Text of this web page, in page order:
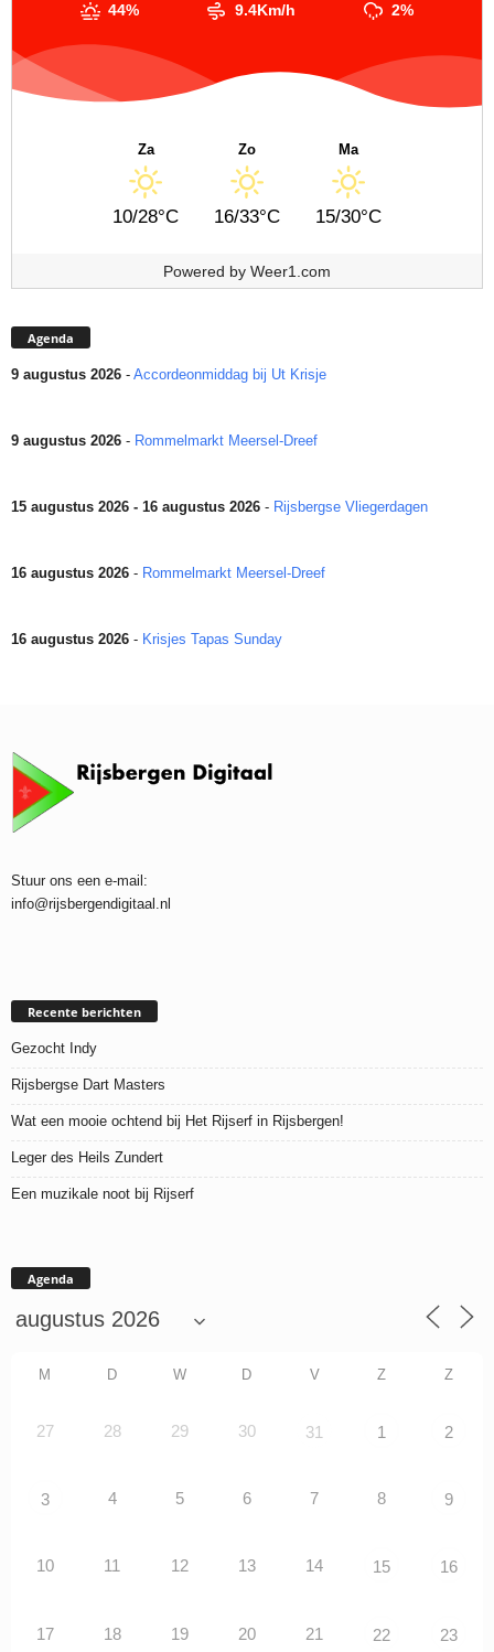
44% 9.4Km/h 2%
Za
10/28°C
Zo
16/33°C
Ma
15/30°C
Powered by Weer1.com
Agenda
9 augustus 2026 - Accordeonmiddag bij Ut Krisje
9 augustus 2026 - Rommelmarkt Meersel-Dreef
15 augustus 2026 - 16 augustus 2026 - Rijsbergse Vliegerdagen
16 augustus 2026 - Rommelmarkt Meersel-Dreef
16 augustus 2026 - Krisjes Tapas Sunday
Stuur ons een e-mail:
info@rijsbergendigitaal.nl
Recente berichten
Gezocht Indy
Rijsbergse Dart Masters
Wat een mooie ochtend bij Het Rijserf in Rijsbergen!
Leger des Heils Zundert
Een muzikale noot bij Rijserf
Agenda
M D W D V Z Z
27 28 29 30 31 1 2
3 4 5 6 7 8 9
10 11 12 13 14 15 16
17 18 19 20 21 22 23